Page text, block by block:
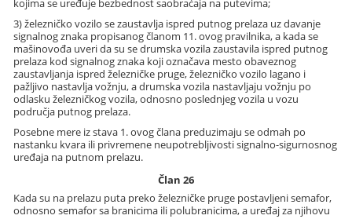
kojima se uređuje bezbednost saobraćaja na putevima;
3) železničko vozilo se zaustavlja ispred putnog prelaza uz davanje
signalnog znaka propisanog članom 11. ovog pravilnika, a kada se
mašinovođa uveri da su se drumska vozila zaustavila ispred putnog
prelaza kod signalnog znaka koji označava mesto obaveznog
zaustavljanja ispred železničke pruge, železničko vozilo lagano i
pažljivo nastavlja vožnju, a drumska vozila nastavljaju vožnju po
odlasku železničkog vozila, odnosno poslednjeg vozila u vozu
područja putnog prelaza.
Posebne mere iz stava 1. ovog člana preduzimaju se odmah po
nastanku kvara ili privremene neupotrebljivosti signalno-sigurnosnog
uređaja na putnom prelazu.
Član 26
Kada su na prelazu puta preko železničke pruge postavljeni semafor,
odnosno semafor sa branicima ili polubranicima, a uređaj za njihovu